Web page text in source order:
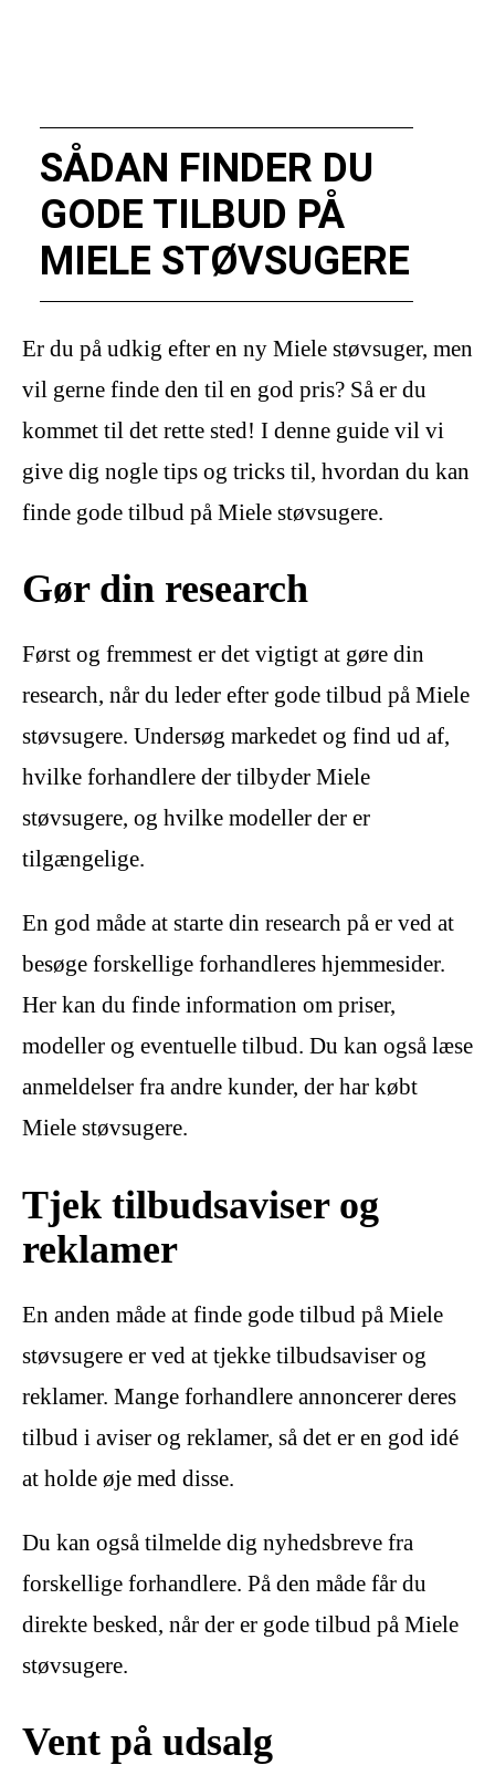
SÅDAN FINDER DU
GODE TILBUD PÅ
MIELE STØVSUGERE
Er du på udkig efter en ny Miele støvsuger, men
vil gerne finde den til en god pris? Så er du
kommet til det rette sted! I denne guide vil vi
give dig nogle tips og tricks til, hvordan du kan
finde gode tilbud på Miele støvsugere.
Gør din research
Først og fremmest er det vigtigt at gøre din
research, når du leder efter gode tilbud på Miele
støvsugere. Undersøg markedet og find ud af,
hvilke forhandlere der tilbyder Miele
støvsugere, og hvilke modeller der er
tilgængelige.
En god måde at starte din research på er ved at
besøge forskellige forhandleres hjemmesider.
Her kan du finde information om priser,
modeller og eventuelle tilbud. Du kan også læse
anmeldelser fra andre kunder, der har købt
Miele støvsugere.
Tjek tilbudsaviser og
reklamer
En anden måde at finde gode tilbud på Miele
støvsugere er ved at tjekke tilbudsaviser og
reklamer. Mange forhandlere annoncerer deres
tilbud i aviser og reklamer, så det er en god idé
at holde øje med disse.
Du kan også tilmelde dig nyhedsbreve fra
forskellige forhandlere. På den måde får du
direkte besked, når der er gode tilbud på Miele
støvsugere.
Vent på udsalg